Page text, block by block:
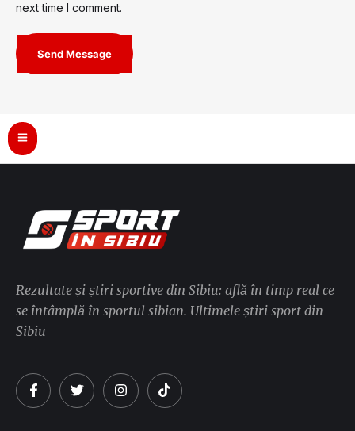
next time I comment.
Send Message
Rezultate și știri sportive din Sibiu: află în timp real ce
se întâmplă în sportul sibian. Ultimele știri sport din
Sibiu